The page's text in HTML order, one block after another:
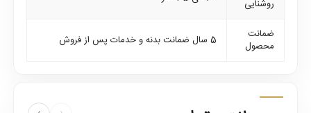
روشنایی
ضمانت
محصول
5 سال ضمانت بدنه و خدمات پس از فروش